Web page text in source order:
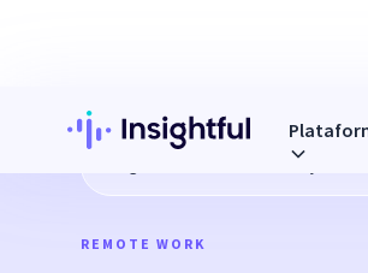
Cómo alcanzar los
REMOTE WORK